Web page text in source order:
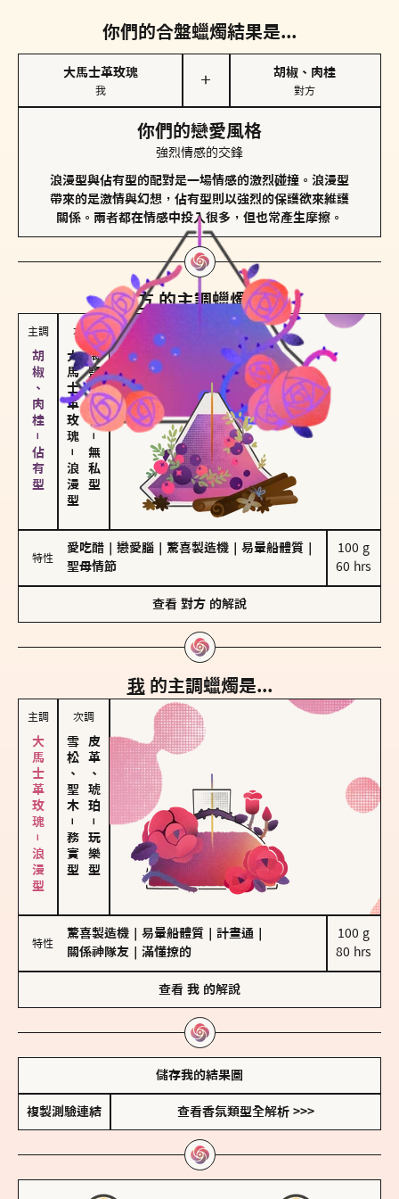
你們的合盤蠟燭結果是...
大馬士革玫瑰
我
＋
胡椒、肉桂
對方
你們的戀愛風格
強烈情感的交鋒
浪漫型與佔有型的配對是一場情感的激烈碰撞。浪漫型
帶來的是激情與幻想，佔有型則以強烈的保護欲來維護
關係。兩者都在情感中投入很多，但也常產生摩擦。
對方的主調蠟燭是...
主調
胡椒、肉桂－佔有型
次調
大馬士革玫瑰
－
浪漫型
海鹽、雪花
－
無私型
特性
愛吃醋 戀愛腦 驚喜製造機 易暈船體質
聖母情節
100 g
60 hrs
查看 對方 的解說
我 的主調蠟燭是...
主調
大馬士革玫瑰－浪漫型
次調
雪松、聖木
－
務實型
皮革、琥珀
－
玩樂型
特性
驚喜製造機 易暈船體質 計畫通
關係神隊友
滿懂撩的
100 g
80 hrs
查看 我 的解說
儲存我的結果圖
複製測驗連結 查看香氛類型全解析 >>>